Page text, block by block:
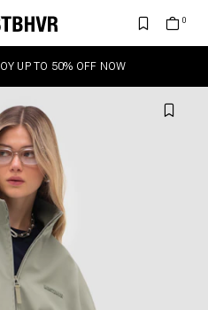
UP TO 50% OFF NOW